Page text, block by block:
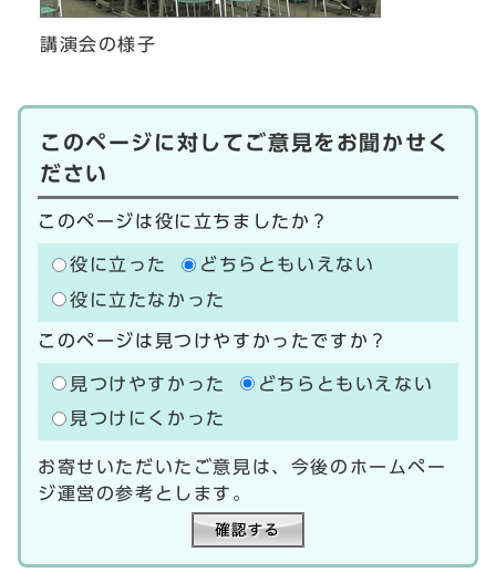
講演会の様子
このページに対してご意見をお聞かせく
ださい
このページは役に立ちましたか？
役に立った
どちらともいえない
役に立たなかった
このページは見つけやすかったですか？
見つけやすかった
どちらともいえない
見つけにくかった
お寄せいただいたご意見は、今後のホームペー
ジ運営の参考とします。